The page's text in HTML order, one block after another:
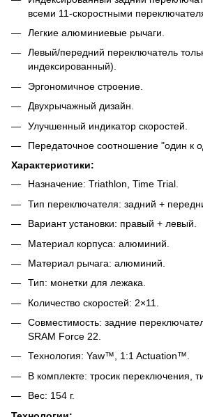
всеми 11-скоростными
Легкие алюминиевые рычаги.
Левый/передний переключатель
индексированный).
Эргономичное строение.
Двухрычажный дизайн.
Улучшенный индикатор скоростей.
Передаточное соотношение "один к
Характеристики:
Назначение: Triathlon, Time Trial.
Тип переключателя: задний +
Вариант установки: правый + левый.
Материал корпуса: алюминий.
Материал рычага: алюминий.
Тип: монетки для лежака.
Количество скоростей: 2×11.
Совместимость: задние
SRAM Force 22.
Технология: Yaw™, 1:1 Actuation™.
В комплекте: тросик переключения,
Вес: 154 г.